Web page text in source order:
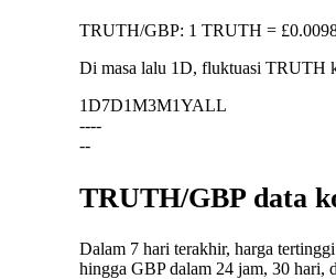
TRUTH/GBP: 1 TRUTH =
Di masa lalu 1D, fluktuasi TRUTH
1D7D1M3M1YALL
----
--
TRUTH/GBP data
Dalam 7 hari terakhir, harga
hingga GBP dalam 24 jam, 30 hari,